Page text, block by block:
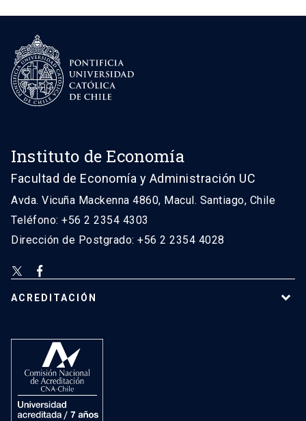
Instituto de Economía
Facultad de Economía y Administración UC
Avda. Vicuña Mackenna 4860, Macul. Santiago, Chile
Teléfono: +56 2 2354 4303
Dirección de Postgrado: +56 2 2354 4028
ACREDITACIÓN